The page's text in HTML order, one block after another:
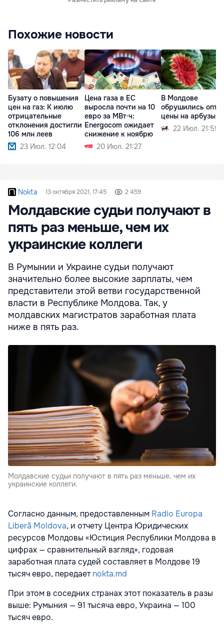
Похожие новости
Бузату о повышения
цен на газ: К июлю
отрицательные
отклонения достигли
106 млн леев
23 Июл. 12:04
Цена газа в ЕС
выросла почти на 10
евро за МВт·ч:
Energocom ожидает
снижение к ноябрю
20 Июл. 21:27
В Молдове
обрушились
цены на арбузы
22 Июл. 21:59
Nokta 13 октября 2021, 17:45 2 459
Молдавские судьи получают в
пять раз меньше, чем их
украинские коллеги
В Румынии и Украине судьи получают
значительно более высокие зарплаты, чем
представители этой ветви государственной
власти в Республике Молдова. Так, у
молдавских магистратов заработная плата
ниже в пять раз.
Молдавские судьи получают в пять раз меньше, чем их
украинские коллеги.
Согласно данным, предоставленным Radio Europa
Liberă Moldova, и отчету Центра Юридических
ресурсов Молдовы «Юстиция Республики Молдова в
цифрах — сравнительный взгляд», годовая
заработная плата судей составляет в Молдове 19
тысяч евро, передаетnokta.md
При этом в соседних странах этот показатель в разы
выше: Румыния — 91 тысяча евро, Украина — 100
тысяч евро.